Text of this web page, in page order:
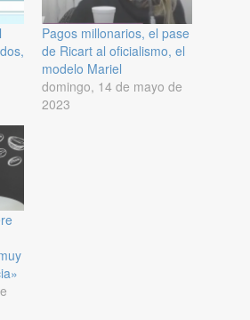
Pagos millonarios, el pase
de Ricart al oficialismo, el
modelo Mariel
domingo, 14 de mayo de
2023